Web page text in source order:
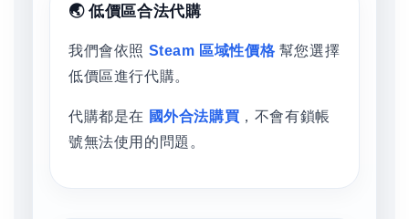
🌏 低價區合法代購
我們會依照 Steam 區域性價格 幫您選擇
低價區進行代購。
代購都是在 國外合法購買 ，不會有鎖帳
號無法使用的問題。